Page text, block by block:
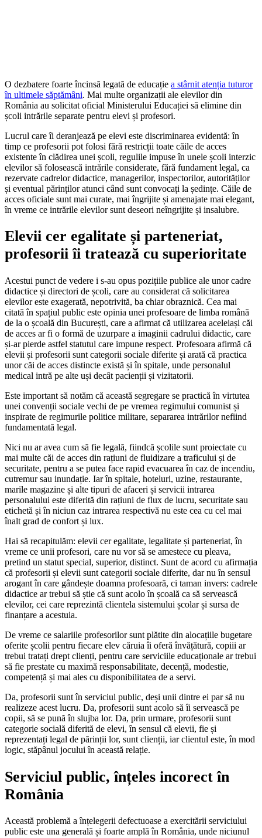
O dezbatere foarte încinsă legată de educație a stârnit atenția tuturor
în ultimele săptămâni. Mai multe organizații ale elevilor din
România au solicitat oficial Ministerului Educației să elimine din
școli intrările separate pentru elevi și profesori.
Lucrul care îi deranjează pe elevi este discriminarea evidentă: în
timp ce profesorii pot folosi fără restricții toate căile de acces
existente în clădirea unei școli, regulile impuse în unele școli interzic
elevilor să folosească intrările considerate, fără fundament legal, ca
rezervate cadrelor didactice, managerilor, inspectorilor, autorităților
și eventual părinților atunci când sunt convocați la ședințe. Căile de
acces oficiale sunt mai curate, mai îngrijite și amenajate mai elegant,
în vreme ce intrările elevilor sunt deseori neîngrijite și insalubre.
Elevii cer egalitate și parteneriat,
profesorii îi tratează cu superioritate
Acestui punct de vedere i s-au opus pozițiile publice ale unor cadre
didactice și directori de școli, care au considerat că solicitarea
elevilor este exagerată, nepotrivită, ba chiar obraznică. Cea mai
citată în spațiul public este opinia unei profesoare de limba română
de la o școală din București, care a afirmat că utilizarea aceleiași căi
de acces ar fi o formă de uzurpare a imaginii cadrului didactic, care
și-ar pierde astfel statutul care impune respect. Profesoara afirmă că
elevii și profesorii sunt categorii sociale diferite și arată că practica
unor căi de acces distincte există și în spitale, unde personalul
medical intră pe alte uși decât pacienții și vizitatorii.
Este important să notăm că această segregare se practică în virtutea
unei convenții sociale vechi de pe vremea regimului comunist și
inspirate de regimurile politice militare, separarea intrărilor nefiind
fundamentată legal.
Nici nu ar avea cum să fie legală, fiindcă școlile sunt proiectate cu
mai multe căi de acces din rațiuni de fluidizare a traficului și de
securitate, pentru a se putea face rapid evacuarea în caz de incendiu,
cutremur sau inundație. Iar în spitale, hoteluri, uzine, restaurante,
marile magazine și alte tipuri de afaceri și servicii intrarea
personalului este diferită din rațiuni de flux de lucru, securitate sau
etichetă și în niciun caz intrarea respectivă nu este cea cu cel mai
înalt grad de confort și lux.
Hai să recapitulăm: elevii cer egalitate, legalitate și parteneriat, în
vreme ce unii profesori, care nu vor să se amestece cu pleava,
pretind un statut special, superior, distinct. Sunt de acord cu afirmația
că profesorii și elevii sunt categorii sociale diferite, dar nu în sensul
arogant în care gândește doamna profesoară, ci taman invers: cadrele
didactice ar trebui să știe că sunt acolo în școală ca să servească
elevilor, cei care reprezintă clientela sistemului școlar și sursa de
finanțare a acestuia.
De vreme ce salariile profesorilor sunt plătite din alocațiile bugetare
oferite școlii pentru fiecare elev căruia îi oferă învățătură, copiii ar
trebui tratați drept clienți, pentru care serviciile educaționale ar trebui
să fie prestate cu maximă responsabilitate, decență, modestie,
competență și mai ales cu disponibilitatea de a servi.
Da, profesorii sunt în serviciul public, deși unii dintre ei par să nu
realizeze acest lucru. Da, profesorii sunt acolo să îi servească pe
copii, să se pună în slujba lor. Da, prin urmare, profesorii sunt
categorie socială diferită de elevi, în sensul că elevii, fie și
reprezentați legal de părinții lor, sunt clienții, iar clientul este, în mod
logic, stăpânul jocului în această relație.
Serviciul public, înțeles incorect în
România
Această problemă a înțelegerii defectuoase a exercitării serviciului
public este una generală și foarte amplă în România, unde niciunul